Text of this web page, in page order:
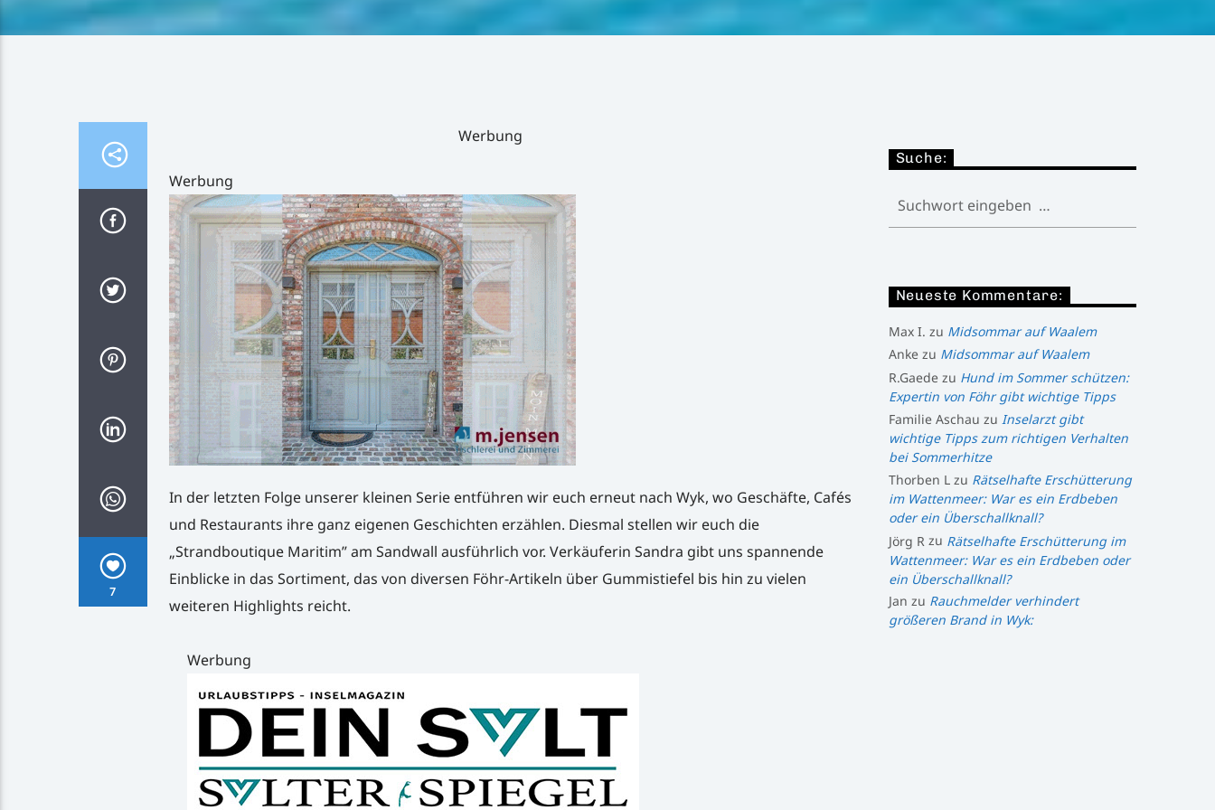
7
Werbung
Werbung
In der letzten Folge unserer kleinen Serie entführen wir euch erneut nach Wyk, wo Geschäfte, Cafés
und Restaurants ihre ganz eigenen Geschichten erzählen. Diesmal stellen wir euch die
„Strandboutique Maritim” am Sandwall ausführlich vor. Verkäuferin Sandra gibt uns spannende
Einblicke in das Sortiment, das von diversen Föhr-Artikeln über Gummistiefel bis hin zu vielen
weiteren Highlights reicht.
Werbung
Suche:
Neueste Kommentare:
Max I. zu Midsommar auf Waalem
Ankezu Midsommar auf Waalem
R.Gaedezu Hund im Sommer schützen:
Expertin von Föhr gibt wichtige Tipps
Familie Aschau zu Inselarzt gibt
wichtige Tipps zum richtigen Verhalten
bei Sommerhitze
Thorben Lzu Rätselhafte Erschütterung
im Wattenmeer: War es ein Erdbeben
oder ein Überschallknall?
Jörg R zu Rätselhafte Erschütterung im
Wattenmeer: War es ein Erdbeben oder
ein Überschallknall?
Jan zu Rauchmelder verhindert
größeren Brand in Wyk: